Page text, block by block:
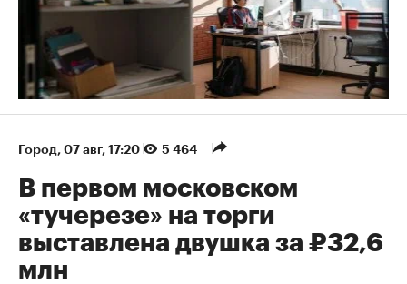
Город 07 авг, 17:20 5 464
В первом московском
«тучерезе» на торги
выставлена двушка за ₽32,6
млн